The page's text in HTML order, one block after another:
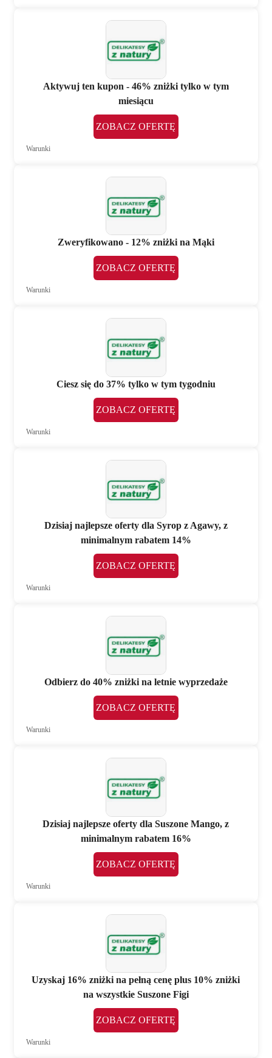
Aktywuj ten kupon - 46% zniżki tylko w tym
miesiącu
ZOBACZ OFERTĘ
Warunki
Zweryfikowano - 12% zniżki na Mąki
ZOBACZ OFERTĘ
Warunki
Ciesz się do 37% tylko w tym tygodniu
ZOBACZ OFERTĘ
Warunki
Dzisiaj najlepsze oferty dla Syrop z Agawy, z
minimalnym rabatem 14%
ZOBACZ OFERTĘ
Warunki
Odbierz do 40% zniżki na letnie wyprzedaże
ZOBACZ OFERTĘ
Warunki
Dzisiaj najlepsze oferty dla Suszone Mango, z
minimalnym rabatem 16%
ZOBACZ OFERTĘ
Warunki
Uzyskaj 16% zniżki na pełną cenę plus 10% zniżki
na wszystkie Suszone Figi
ZOBACZ OFERTĘ
Warunki